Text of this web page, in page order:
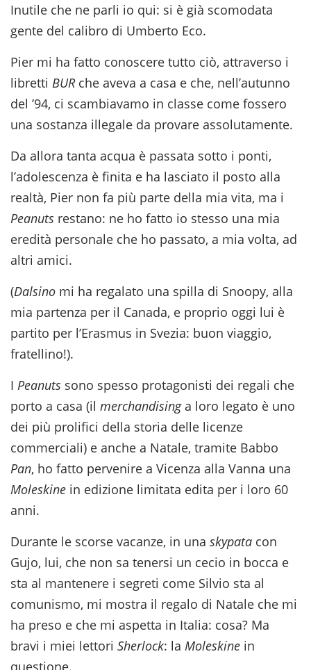
Inutile che ne parli io qui: si è già scomodata
gente del calibro di Umberto Eco.
Pier mi ha fatto conoscere tutto ciò, attraverso i
libretti BURche aveva a casa e che, nell’autunno
del ’94, ci scambiavamo in classe come fossero
una sostanza illegale da provare assolutamente.
Da allora tanta acqua è passata sotto i ponti,
l’adolescenza è finita e ha lasciato il posto alla
realtà, Pier non fa più parte della mia vita, ma i
Peanuts restano: ne ho fatto io stesso una mia
eredità personale che ho passato, a mia volta, ad
altri amici.
(Dalsino mi ha regalato una spilla di Snoopy, alla
mia partenza per il Canada, e proprio oggi lui è
partito per l’Erasmus in Svezia: buon viaggio,
fratellino!).
I Peanuts sono spesso protagonisti dei regali che
porto a casa (il merchandisinga loro legato è uno
dei più prolifici della storia delle licenze
commerciali) e anche a Natale, tramite Babbo
Pan, ho fatto pervenire a Vicenza alla Vanna una
Moleskine in edizione limitata edita per i loro 60
anni.
Durante le scorse vacanze, in una skypata con
Gujo, lui, che non sa tenersi un cecio in bocca e
sta al mantenere i segreti come Silvio sta al
comunismo, mi mostra il regalo di Natale che mi
ha preso e che mi aspetta in Italia: cosa? Ma
bravi i miei lettori Sherlock: la Moleskine in
questione.